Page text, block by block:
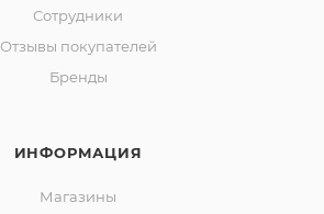
Сотрудники
Отзывы покупателей
Бренды
ИНФОРМАЦИЯ
Магазины